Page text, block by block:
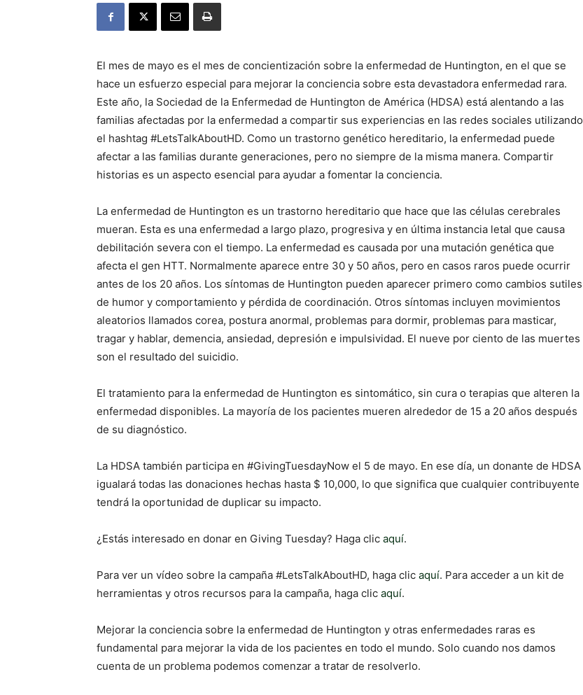
El mes de mayo es el mes de concientización sobre la enfermedad de Huntington, en el que se
hace un esfuerzo especial para mejorar la conciencia sobre esta devastadora enfermedad rara.
Este año, la Sociedad de la Enfermedad de Huntington de América (HDSA) está alentando a las
familias afectadas por la enfermedad a compartir sus experiencias en las redes sociales utilizando
el hashtag #LetsTalkAboutHD. Como un trastorno genético hereditario, la enfermedad puede
afectar a las familias durante generaciones, pero no siempre de la misma manera. Compartir
historias es un aspecto esencial para ayudar a fomentar la conciencia.
La enfermedad de Huntington es un trastorno hereditario que hace que las células cerebrales
mueran. Esta es una enfermedad a largo plazo, progresiva y en última instancia letal que causa
debilitación severa con el tiempo. La enfermedad es causada por una mutación genética que
afecta el gen HTT. Normalmente aparece entre 30 y 50 años, pero en casos raros puede ocurrir
antes de los 20 años. Los síntomas de Huntington pueden aparecer primero como cambios sutiles
de humor y comportamiento y pérdida de coordinación. Otros síntomas incluyen movimientos
aleatorios llamados corea, postura anormal, problemas para dormir, problemas para masticar,
tragar y hablar, demencia, ansiedad, depresión e impulsividad. El nueve por ciento de las muertes
son el resultado del suicidio.
El tratamiento para la enfermedad de Huntington es sintomático, sin cura o terapias que alteren la
enfermedad disponibles. La mayoría de los pacientes mueren alrededor de 15 a 20 años después
de su diagnóstico.
La HDSA también participa en #GivingTuesdayNow el 5 de mayo. En ese día, un donante de HDSA
igualará todas las donaciones hechas hasta $ 10,000, lo que significa que cualquier contribuyente
tendrá la oportunidad de duplicar su impacto.
¿Estás interesado en donar en Giving Tuesday? Haga clic aquí.
Para ver un vídeo sobre la campaña #LetsTalkAboutHD, haga clic aquí. Para acceder a un kit de
herramientas y otros recursos para la campaña, haga clic aquí.
Mejorar la conciencia sobre la enfermedad de Huntington y otras enfermedades raras es
fundamental para mejorar la vida de los pacientes en todo el mundo. Solo cuando nos damos
cuenta de un problema podemos comenzar a tratar de resolverlo.